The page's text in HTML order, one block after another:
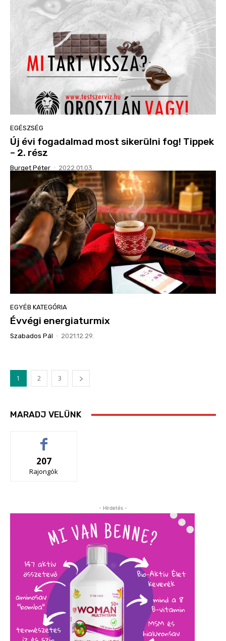
EGÉSZSÉG
Új évi fogadalmad most sikerülni fog! Tippek
– 2. rész
Burget Péter - 2022.01.03.
EGYÉB KATEGÓRIA
Évvégi energiaturmix
Szabados Pál - 2021.12.29.
1 2 3
MARADJ VELÜNK
207
Rajongók
- Hirdetés -